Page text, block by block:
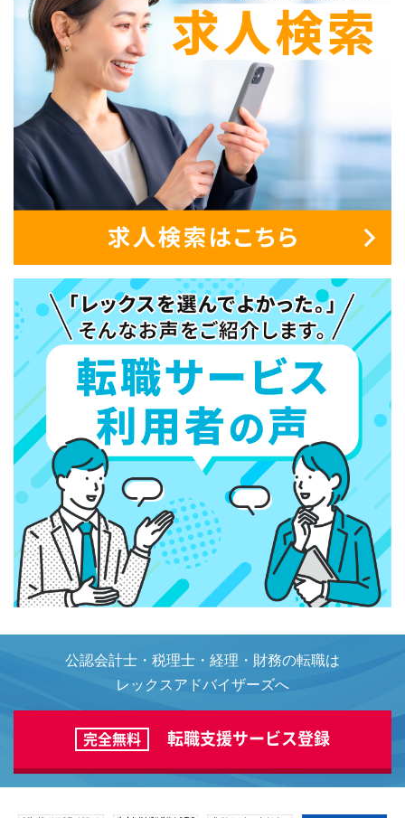
公認会計士・税理士・経理・財務の転職は
レックスアドバイザーズへ
完全無料 転職支援サービス登録